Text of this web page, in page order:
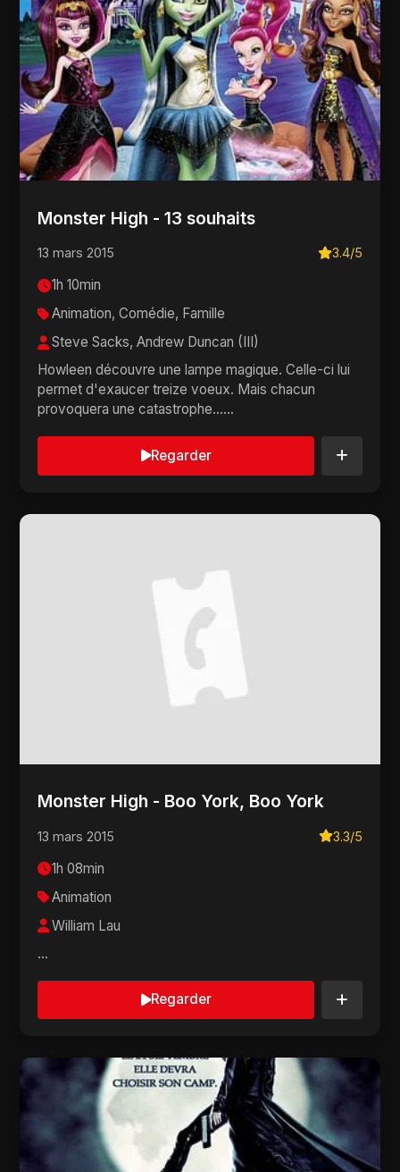
Monster High - 13 souhaits
13 mars 2015 3.4/5
1h 10min
Animation, Comédie, Famille
Steve Sacks, Andrew Duncan (III)
Howleen découvre une lampe magique. Celle-ci lui
permet d'exaucer treize voeux. Mais chacun
provoquera une catastrophe......
Regarder
Monster High - Boo York, Boo York
13 mars 2015 3.3/5
1h 08min
Animation
William Lau
...
Regarder